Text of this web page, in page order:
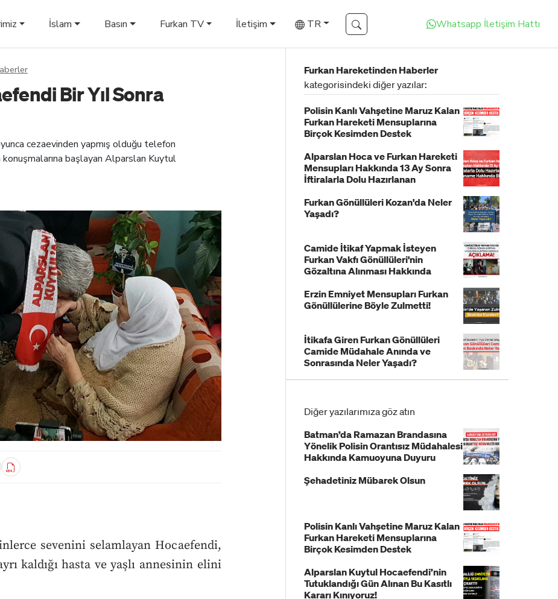
İslam Basın Furkan TV İletişim TR Whatsapp İletişim Hattı
Bir Yıl Sonra
cezaevinden yapmış olduğu telefon
başlayan Alparslan Kuytul
sevenini selamlayan Hocaefendi,
kaldığı hasta ve yaşlı annesinin elini
Furkan Hareketinden Haberler
kategorisindeki diğer yazılar:
Polisin Kanlı Vahşetine Maruz Kalan
Furkan Hareketi Mensuplarına
Birçok Kesimden Destek
Alparslan Hoca ve Furkan Hareketi
Mensupları Hakkında 13 Ay Sonra
İftiralarla Dolu Hazırlanan
Furkan Gönüllüleri Kozan'da Neler
Yaşadı?
Camide İtikaf Yapmak İsteyen
Furkan Vakfı Gönüllüleri'nin
Gözaltına Alınması Hakkında
Erzin Emniyet Mensupları Furkan
Gönüllülerine Böyle Zulmetti!
İtikafa Giren Furkan Gönüllüleri
Camide Müdahale Anında ve
Sonrasında Neler Yaşadı?
Diğer yazılarımıza göz atın
Batman’da Ramazan Brandasına
Yönelik Polisin Orantısız Müdahalesi
Hakkında Kamuoyuna Duyuru
Şehadetiniz Mübarek Olsun
Polisin Kanlı Vahşetine Maruz Kalan
Furkan Hareketi Mensuplarına
Birçok Kesimden Destek
Alparslan Kuytul Hocaefendi’nin
Tutuklandığı Gün Alınan Bu Kasıtlı
Kararı Kınıyoruz!